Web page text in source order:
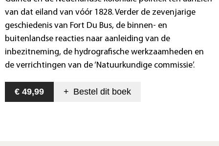
van dat eiland van vóór 1828. Verder de zevenjarige
geschiedenis van Fort Du Bus, de binnen- en
buitenlandse reacties naar aanleiding van de
inbezitneming, de hydrografische werkzaamheden en
de verrichtingen van de ‘Natuurkundige commissie’.
€ 49,99 + Bestel dit boek